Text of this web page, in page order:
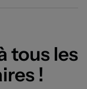
tous les
!